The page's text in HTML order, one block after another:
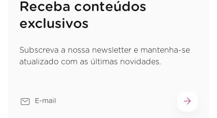
Receba conteúdos
exclusivos
Subscreva a nossa newsletter e mantenha-se
atualizado com as últimas novidades.